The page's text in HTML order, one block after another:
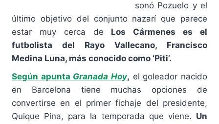
sonó Pozuelo y el
último objetivo del conjunto nazarí que parece
estar muy cerca de Los Cármenes es el
futbolista del Rayo Vallecano, Francisco
Medina Luna, más conocido como ‘Piti’.
Según apunta Granada Hoy, el goleador nacido
en Barcelona tiene muchas opciones de
convertirse en el primer fichaje del presidente,
Quique Pina, para la temporada que viene. Un